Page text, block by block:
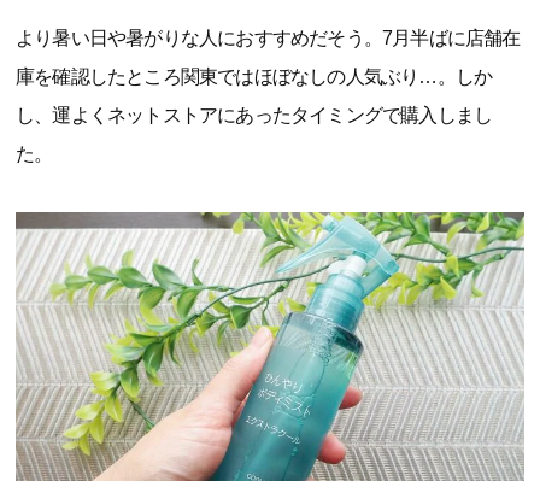
より暑い日や暑がりな人におすすめだそう。7月半ばに店舗在
庫を確認したところ関東ではほぼなしの人気ぶり…。しか
し、運よくネットストアにあったタイミングで購入しまし
た。